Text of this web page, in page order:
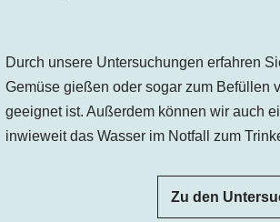
Durch unsere Untersuchungen erfahren
Gemüse gießen oder sogar zum Befüllen
geeignet ist. Außerdem können wir auch
inwieweit das Wasser im Notfall zum
Zu den